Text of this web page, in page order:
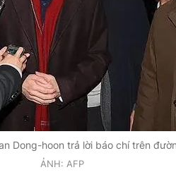
Dong-hoon trả lời báo chí trên
ẢNH: AFP